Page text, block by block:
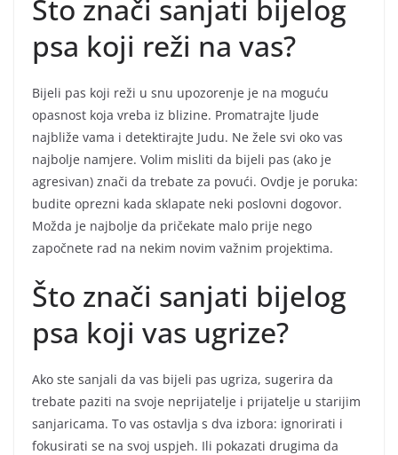
Što znači sanjati bijelog
psa koji reži na vas?
Bijeli pas koji reži u snu upozorenje je na moguću
opasnost koja vreba iz blizine. Promatrajte ljude
najbliže vama i detektirajte Judu. Ne žele svi oko vas
najbolje namjere. Volim misliti da bijeli pas (ako je
agresivan) znači da trebate za povući. Ovdje je poruka:
budite oprezni kada sklapate neki poslovni dogovor.
Možda je najbolje da pričekate malo prije nego
započnete rad na nekim novim važnim projektima.
Što znači sanjati bijelog
psa koji vas ugrize?
Ako ste sanjali da vas bijeli pas ugriza, sugerira da
trebate paziti na svoje neprijatelje i prijatelje u starijim
sanjaricama. To vas ostavlja s dva izbora: ignorirati i
fokusirati se na svoj uspjeh. Ili pokazati drugima da